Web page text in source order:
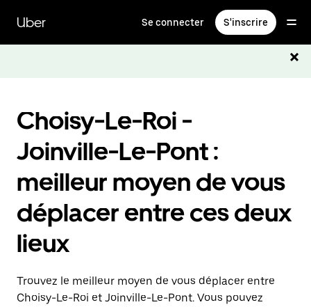
contenu
principal
Uber Se connecter S'inscrire
Choisy-Le-Roi -
Joinville-Le-Pont :
meilleur moyen de vous
déplacer entre ces deux
lieux
Trouvez le meilleur moyen de vous déplacer entre
Choisy-Le-Roi et Joinville-Le-Pont. Vous pouvez